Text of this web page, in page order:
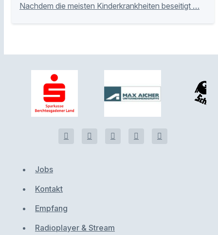
Nachdem die meisten Kinderkrankheiten beseitigt …
Jobs
Kontakt
Empfang
Radioplayer & Stream